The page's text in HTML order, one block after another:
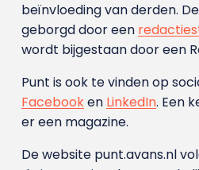
beïnvloeding van derden.
geborgd door een
wordt bijgestaan door een
Punt is ook te vinden op
Facebooken LinkedIn. Een
er een magazine.
De website punt.avans.nl